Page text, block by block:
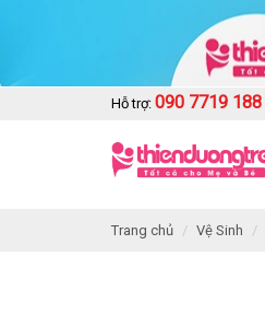
Hỗ trợ: 090 7719 188
Trang chủ Vệ Sinh